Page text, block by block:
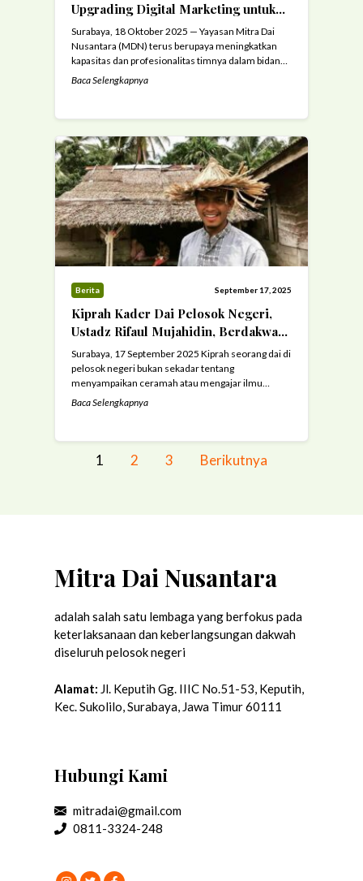
Upgrading Digital Marketing untuk
Tingkatkan Dakwah dan Fundraising
Surabaya, 18 Oktober 2025 — Yayasan Mitra Dai
Nusantara (MDN) terus berupaya meningkatkan
kapasitas dan profesionalitas timnya dalam bidang
dakwah dan pengelolaan fundraising digital.
Aisyah, Surabaya, dengan menghadirkan
narasumber Bapak Untung Surapati, seorang
praktisi digital marketing berpengalaman selama
tujuh tahun, pada Sabtu (18/10/2025). Kegiatan ...
Read more
Baca Selengkapnya
Berita September 17, 2025
Kiprah Kader Dai Pelosok Negeri,
Ustadz Rifaul Mujahidin, Berdakwah
dan Mengabdi di Pedalaman Kec.
Ampek Nagari Bawan, Kab. Agam,
Sumatra Barat
Surabaya, 17 September 2025 Kiprah seorang dai di
pelosok negeri bukan sekadar tentang
menyampaikan ceramah atau mengajar ilmu
agama. Lebih dari itu, ia adalah perjuangan,
dan tantangan yang besar. Itulah yang kini dijalani
oleh Ustadz Rifaul Mujahidin, kader Dai Pelosok
Baca Selengkapnya
1 2 3 Berikutnya
Mitra Dai Nusantara
adalah salah satu lembaga yang berfokus pada
keterlaksanaan dan keberlangsungan dakwah
diseluruh pelosok negeri
Alamat: Jl. Keputih Gg. IIIC No.51-53, Keputih,
Kec. Sukolilo, Surabaya, Jawa Timur 60111
Hubungi Kami
mitradai@gmail.com
0811-3324-248